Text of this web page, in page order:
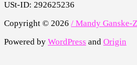
USt-ID: 292625236
Copyright © 2026 / Mandy Ganske-
Powered by WordPress and Origin